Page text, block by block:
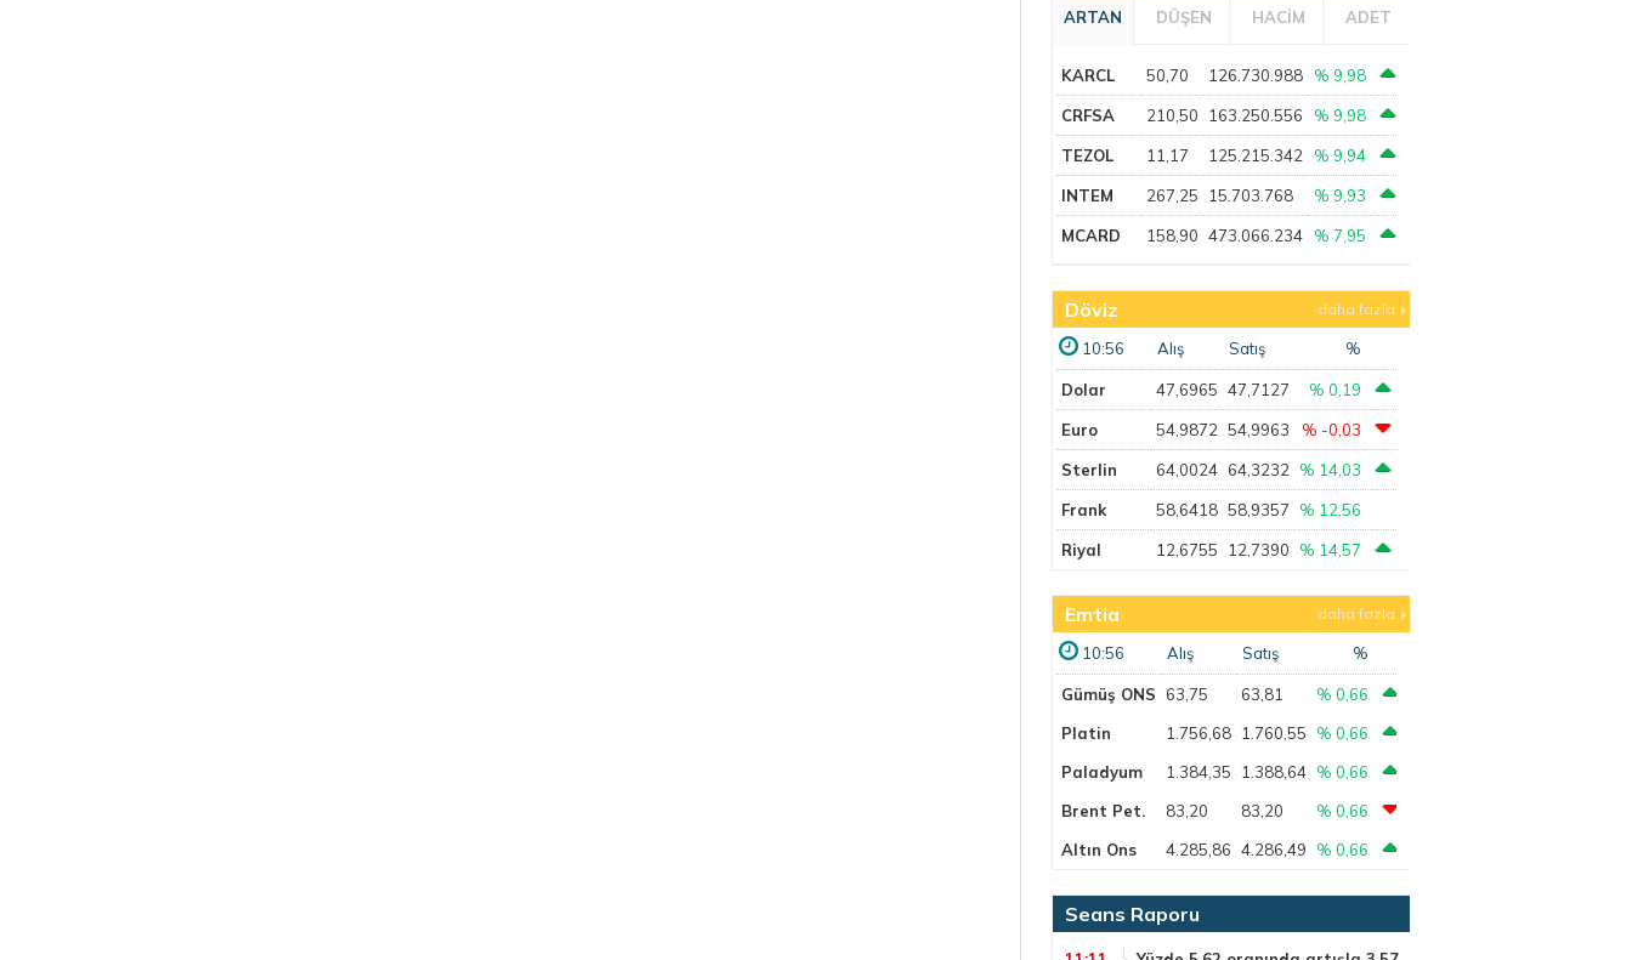
ARTAN DÜŞEN HACİM ADET
KARCL 50,70 126.730.988 % 9,98
CRFSA 210,50 163.250.556 % 9,98
TEZOL 11,17 125.215.342 % 9,94
INTEM 267,25 15.703.768 % 9,93
MCARD 158,90 473.066.234 % 7,95
Döviz daha fazla
10:56 Alış Satış %
Dolar 47,6965 47,7127 % 0,19
Euro 54,9872 54,9963 % -0,03
Sterlin 64,0024 64,3232 % 14,03
Frank 58,6418 58,9357 % 12,56
Riyal 12,6755 12,7390 % 14,57
Emtia daha fazla
10:56 Alış Satış %
Gümüş ONS 63,75 63,81
% 0,66
Platin
1.756,68 1.760,55
% 0,66
Paladyum
1.384,35 1.388,64 % 0,66
Brent Pet.
83,20 83,20
% 0,66
Altın Ons
4.285,86 4.286,49 % 0,66
Seans Raporu